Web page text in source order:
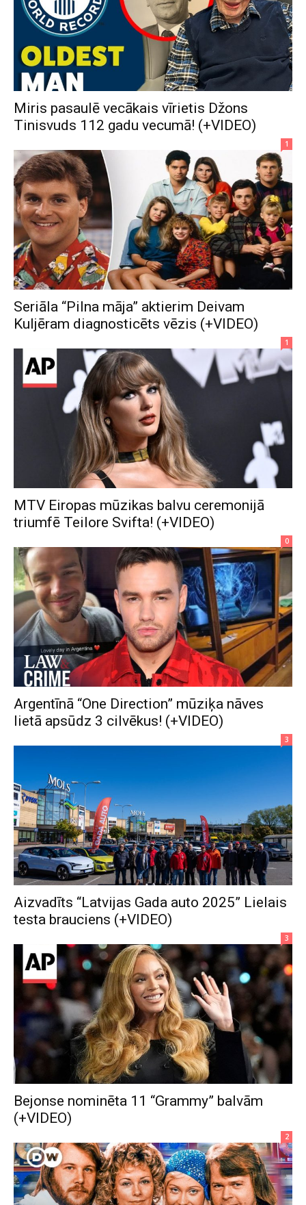
Miris pasaulē vecākais vīrietis Džons
Tinisvuds 112 gadu vecumā! (+VIDEO)
1
Seriāla “Pilna māja” aktierim Deivam
Kuljēram diagnosticēts vēzis (+VIDEO)
1
MTV Eiropas mūzikas balvu ceremonijā
triumfē Teilore Svifta! (+VIDEO)
0
Argentīnā “One Direction” mūziķa nāves
lietā apsūdz 3 cilvēkus! (+VIDEO)
3
Aizvadīts “Latvijas Gada auto 2025” Lielais
testa brauciens (+VIDEO)
3
Bejonse nominēta 11 “Grammy” balvām
(+VIDEO)
2